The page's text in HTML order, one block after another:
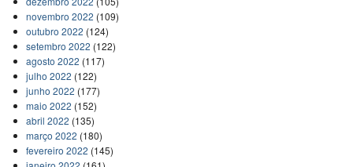
novembro 2022 (109)
outubro 2022 (124)
setembro 2022 (122)
agosto 2022 (117)
julho 2022 (122)
junho 2022 (177)
maio 2022 (152)
abril 2022 (135)
março 2022 (180)
fevereiro 2022 (145)